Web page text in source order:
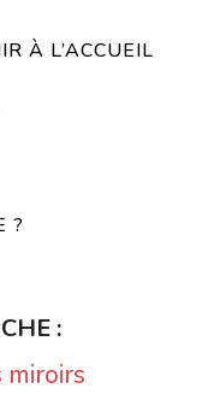
À L’ACCUEIL
?
:
miroirs